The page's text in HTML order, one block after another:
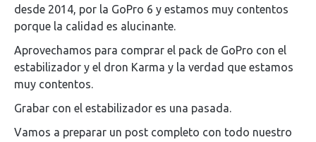
desde 2014, por la GoPro 6 y estamos muy contentos
porque la calidad es alucinante.
Aprovechamos para comprar el pack de GoPro con el
estabilizador y el dron Karma y la verdad que estamos
muy contentos.
Grabar con el estabilizador es una pasada.
Vamos a preparar un post completo con todo nuestro